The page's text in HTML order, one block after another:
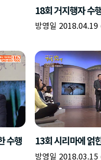
18회 거지행자 수
방영일 2018.04.19
수행
13회 시리마에 얽
방영일 2018.03.15